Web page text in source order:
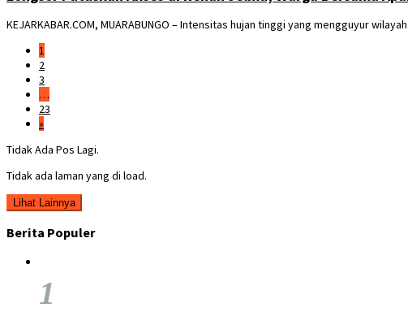
KEJARKABAR.COM, MUARABUNGO – Intensitas hujan tinggi yang mengguyur
1
2
3
…
23
»
Tidak Ada Pos Lagi.
Tidak ada laman yang di load.
Lihat Lainnya
Berita Populer
1